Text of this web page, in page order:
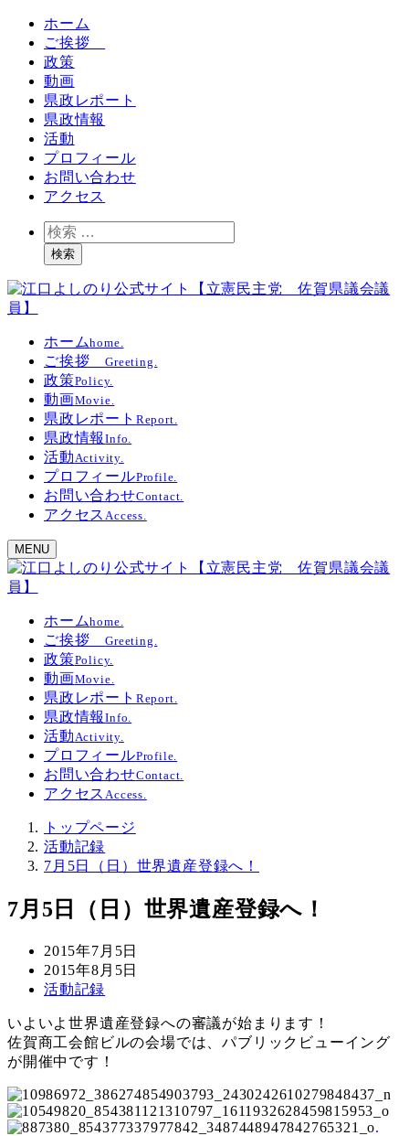
ホーム
ご挨拶
政策
動画
県政レポート
県政情報
活動
プロフィール
お問い合わせ
アクセス
検
索検索
ホームhome.
ご挨拶Greeting.
政策Policy.
動画Movie.
県政レポート Report.
県政情報Info.
活動Activity.
プロフィールProfile.
お問い合わせContact.
アクセス Access.
MENU
ホームhome.
ご挨拶Greeting.
政策Policy.
動画Movie.
県政レポート Report.
県政情報Info.
活動Activity.
プロフィールProfile.
お問い合わせContact.
アクセス Access.
トップページ
活動記録
7月5日（日）世界遺産登録へ！
7月5日（日）世界遺産登録へ！
投
稿
日
2015年7月5日
更
新
2015年8月5日
カ
ゴ
リ
ー
活動記録
いよいよ世界遺産登録への審議が始まります！
佐賀商工会館ビルの会場では、パブリックビューイング
が開催中です！
.